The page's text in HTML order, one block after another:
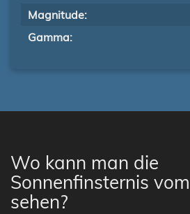
Magnitude:
Gamma:
Wo kann man die
Sonnenfinsternis
sehen?